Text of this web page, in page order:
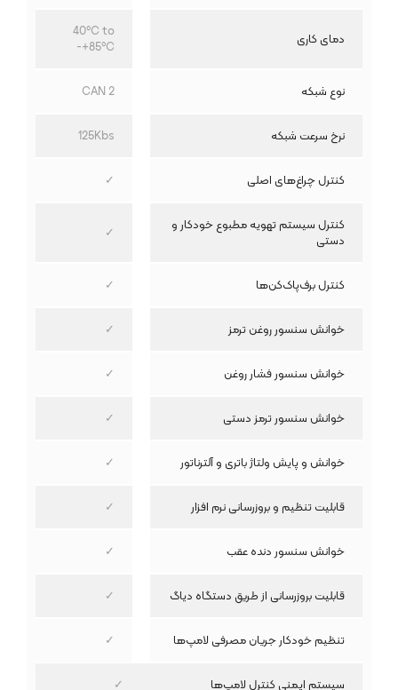
دمای کاری 40°C to
+85°C-
نوع شبکه CAN 2
نرخ سرعت شبکه 125Kbs
کنترل چراغ‌های اصلی ✓
کنترل سیستم تهویه مطبوع خودکار و
دستی ✓
کنترل برف‌پاک‌کن‌‌ها ✓
خوانش سنسور روغن ترمز ✓
خوانش سنسور فشار روغن ✓
خوانش سنسور ترمز دستی ✓
خوانش و پایش ولتاژ باتری و آلترناتور ✓
قابلیت تنظیم و بروزرسانی نرم افزار ✓
خوانش سنسور دنده عقب ✓
قابلیت بروزرسانی از طریق دستگاه دیاگ ✓
تنظیم خودکار جریان مصرفی لامپ‌ها ✓
سیستم ایمنی کنترل لامپ‌ها ✓